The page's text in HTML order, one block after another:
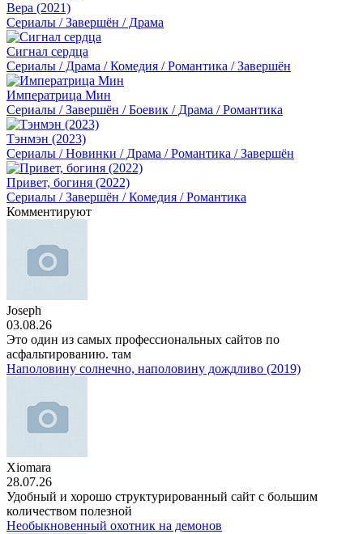
Вера (2021)
Сериалы / Завершён / Драма
Сигнал сердца
Сериалы / Драма / Комедия / Романтика / Завершён
Императрица Мин
Сериалы / Завершён / Боевик / Драма / Романтика
Тэнмэн (2023)
Сериалы / Новинки / Драма / Романтика / Завершён
Привет, богиня (2022)
Сериалы / Завершён / Комедия / Романтика
Комментируют
Joseph
03.08.26
Это один из самых профессиональных сайтов по
асфальтированию. там
Наполовину солнечно, наполовину дождливо (2019)
Xiomara
28.07.26
Удобный и хорошо структурированный сайт с большим
количеством полезной
Необыкновенный охотник на демонов